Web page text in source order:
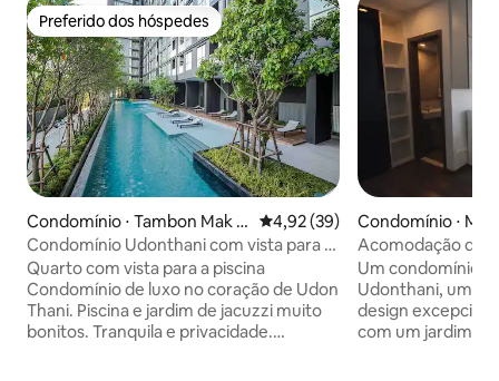
Preferido dos hóspedes
Preferido dos hóspedes
Condomínio ⋅ Tambon Mak K
haeng
4,92 de uma avaliação média
4,92 (39)
Condomínio Udonthani com vista para a
piscina
Quarto com vista para a piscina
Condomínio de luxo no coração de Udon
Thani. Piscina e jardim de jacuzzi muito
bonitos. Tranquila e privacidade.
Condomínio ⋅
Acomodação de
+ vestiário para
Um condomínio
Udonthani, um
design
com um jardim